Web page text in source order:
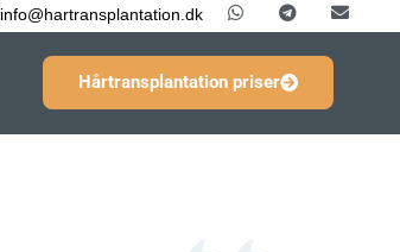
info@hartransplantation.dk
Hårtransplantation priser